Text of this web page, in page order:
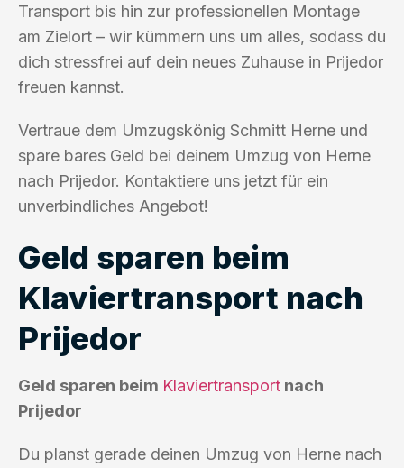
Transport bis hin zur professionellen Montage
am Zielort – wir kümmern uns um alles, sodass du
dich stressfrei auf dein neues Zuhause in Prijedor
freuen kannst.
Vertraue dem Umzugskönig Schmitt Herne und
spare bares Geld bei deinem Umzug von Herne
nach Prijedor. Kontaktiere uns jetzt für ein
unverbindliches Angebot!
Geld sparen beim
Klaviertransport nach
Prijedor
Geld sparen beim Klaviertransport nach
Prijedor
Du planst gerade deinen Umzug von Herne nach